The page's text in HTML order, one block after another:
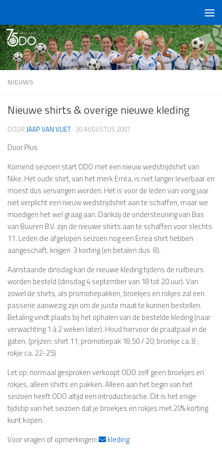
NIEUWS
Nieuwe shirts & overige nieuwe kleding
DOOR JAAP VAN VLIET · 30 AUGUSTUS 2007
Door Plus
Komend seizoen start ODO met een nieuw wedstrijdshirt van
Nike. Het oude shirt, van het merk Errea, is niet langer leverbaar en
moest dus vervangen worden. Het is voor de leden van vorig jaar
niet verplicht een nieuw wedstrijdshirt aan te schaffen, maar we
moedigen het wel graag aan. Dankzij de ondersteuning van Bas
van Buuren B.V. zijn de nieuwe shirts aan te schaffen voor slechts 
11. Leden die afgelopen seizoen nog een Errea shirt hebben
aangeschaft, krijgen  3 korting (en betalen dus  8).
Aanstaande dinsdag kan de nieuwe kleding tijdens de ruilbeurs
worden besteld (dinsdag 4 september van 18 tot 20 uur). Van
zowel de shirts, als promotiepakken, broekjes en rokjes zal een
passerie aanwezig zijn om de juiste maat te kunnen bestellen.
Betaling vindt plaats bij het ophalen van de bestelde kleding (naar
verwachting 1 à 2 weken later). Houd hiervoor de praatpaal in de
gaten. (prijzen: shirt 11; promotiepak 18,50 / 20; broekje ca. 8 ;
rokje ca. 22-25)
Let op: normaal gesproken verkoopt ODO zelf geen broekjes en
rokjes, alleen shirts en pakken. Alleen aan het begin van het
seizoen heeft ODO altijd een introductieactie. Dit is het enige
tijdstip van het seizoen dat je broekjes en rokjes met 20% korting
kunt kopen.
Voor vragen of opmerkingen:
kleding